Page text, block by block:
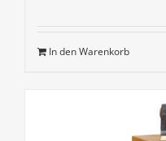
In den Warenkorb